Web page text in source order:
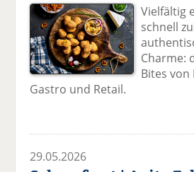
Vielfältig
schnell
Charme:
Bites
Gastro und Retail.
29.05.2026